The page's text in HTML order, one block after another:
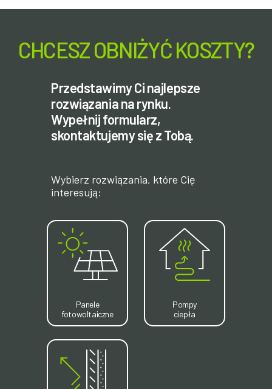
CHCESZ OBNIŻYĆ KOSZTY?
Przedstawimy Ci najlepsze
rozwiązania na rynku.
Wypełnij formularz,
skontaktujemy się z Tobą.
Wybierz rozwiązania, które Cię
interesują:
Panele
fotowoltaiczne
Pompy
ciepła